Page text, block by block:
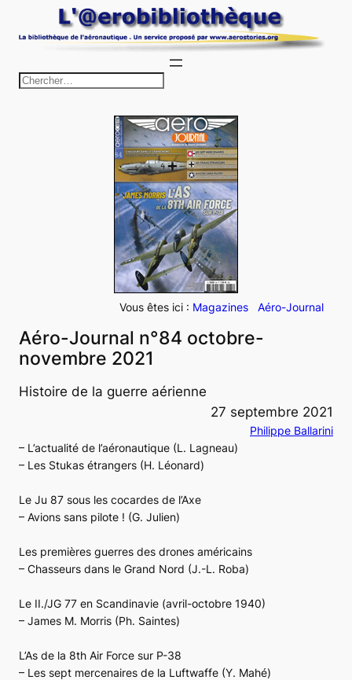
au
c
h
e
r
c
h
e
r
Vous êtes ici : Magazines Aéro-Journal
Aéro-Journal n°84 octobre-
novembre 2021
Histoire de la guerre aérienne
27 septembre 2021
Philippe Ballarini
– L’actualité de l’aéronautique (L. Lagneau)
– Les Stukas étrangers (H. Léonard)
Le Ju 87 sous les cocardes de l’Axe
– Avions sans pilote ! (G. Julien)
Les premières guerres des drones américains
– Chasseurs dans le Grand Nord (J.-L. Roba)
Le II./JG 77 en Scandinavie (avril-octobre 1940)
– James M. Morris (Ph. Saintes)
L’As de la 8th Air Force sur P-38
– Les sept mercenaires de la Luftwaffe (Y. Mahé)